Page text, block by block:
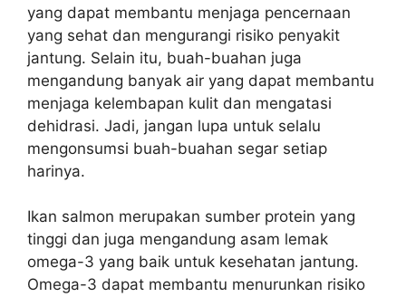
yang dapat membantu menjaga pencernaan
yang sehat dan mengurangi risiko penyakit
jantung. Selain itu, buah-buahan juga
mengandung banyak air yang dapat membantu
menjaga kelembapan kulit dan mengatasi
dehidrasi. Jadi, jangan lupa untuk selalu
mengonsumsi buah-buahan segar setiap
harinya.
Ikan salmon merupakan sumber protein yang
tinggi dan juga mengandung asam lemak
omega-3 yang baik untuk kesehatan jantung.
Omega-3 dapat membantu menurunkan risiko